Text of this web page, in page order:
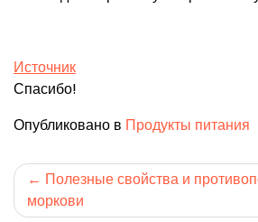
Источник
Спасибо!
Опубликовано в Продукты питания
Навигация
по
Полезные свойства и
моркови